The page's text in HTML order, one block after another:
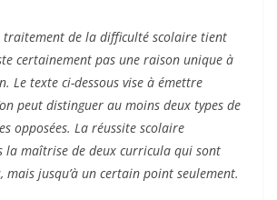
traitement de la difficulté scolaire tient
certainement pas une raison unique à
Le texte ci-dessous vise à émettre
peut distinguer au moins deux types de
opposées. La réussite scolaire
la maîtrise de deux curricula qui sont
mais jusqu’à un certain point seulement.